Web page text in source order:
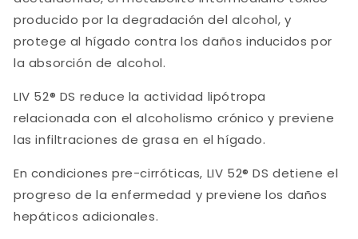
producido por la degradación del alcohol, y
protege al hígado contra los daños inducidos por
la absorción de alcohol.
LIV 52® DS reduce la actividad lipótropa
relacionada con el alcoholismo crónico y previene
las infiltraciones de grasa en el hígado.
En condiciones pre-cirróticas, LIV 52® DS detiene el
progreso de la enfermedad y previene los daños
hepáticos adicionales.